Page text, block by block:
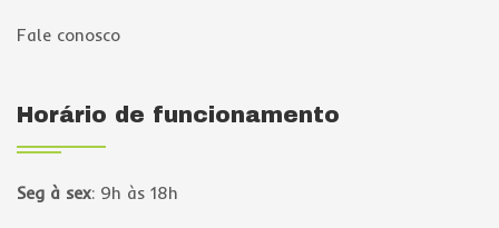
Fale conosco
Horário de funcionamento
Seg à sex: 9h às 18h